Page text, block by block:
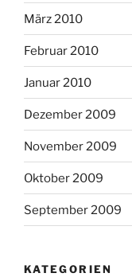
März 2010
Februar 2010
Januar 2010
Dezember 2009
November 2009
Oktober 2009
September 2009
KATEGORIEN